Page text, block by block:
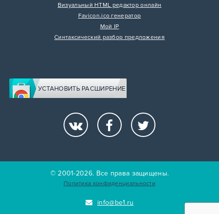
Визуальный HTML редактор онлайн
Favicon.ico генератор
Мой IP
Синтаксический разбор предложения
УСТАНОВИТЬ РАСШИРЕНИЕ
© 2001-2026. Все права защищены.
Политика конфиденциальности
info@be1.ru